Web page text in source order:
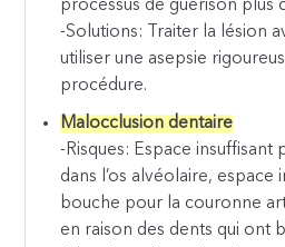
processus de guérison plus
-Solutions: Traiter la lésion
utiliser une asepsie
procédure.
Malocclusion dentaire
-Risques: Espace insuffisant
dans l’os alvéolaire, espace
bouche pour la couronne
en raison des dents qui ont